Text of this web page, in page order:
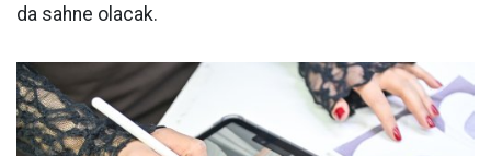
da sahne olacak.